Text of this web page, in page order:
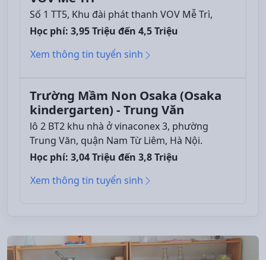
Số 1 TT5, Khu đài phát thanh VOV Mễ Trì,
Học phí: 3,95 Triệu đến 4,5 Triệu
Xem thông tin tuyển sinh
Trường Mầm Non Osaka (Osaka
kindergarten) - Trung Văn
lô 2 BT2 khu nhà ở vinaconex 3, phường
Trung Văn, quận Nam Từ Liêm, Hà Nội.
Học phí: 3,04 Triệu đến 3,8 Triệu
Xem thông tin tuyển sinh